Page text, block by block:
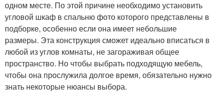
одном месте. По этой причине необходимо установить
угловой шкаф в спальню фото которого представлены в
подборке, особенно если она имеет небольшие
размеры. Эта конструкция сможет идеально вписаться в
любой из углов комнаты, не загораживая общее
пространство. Но чтобы выбрать подходящую мебель,
чтобы она прослужила долгое время, обязательно нужно
знать некоторые нюансы выбора.